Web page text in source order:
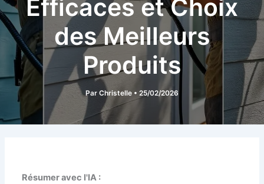
Efficaces et Choix
des Meilleurs
Produits
Par Christelle • 25/02/2026
Résumer avec l'IA :